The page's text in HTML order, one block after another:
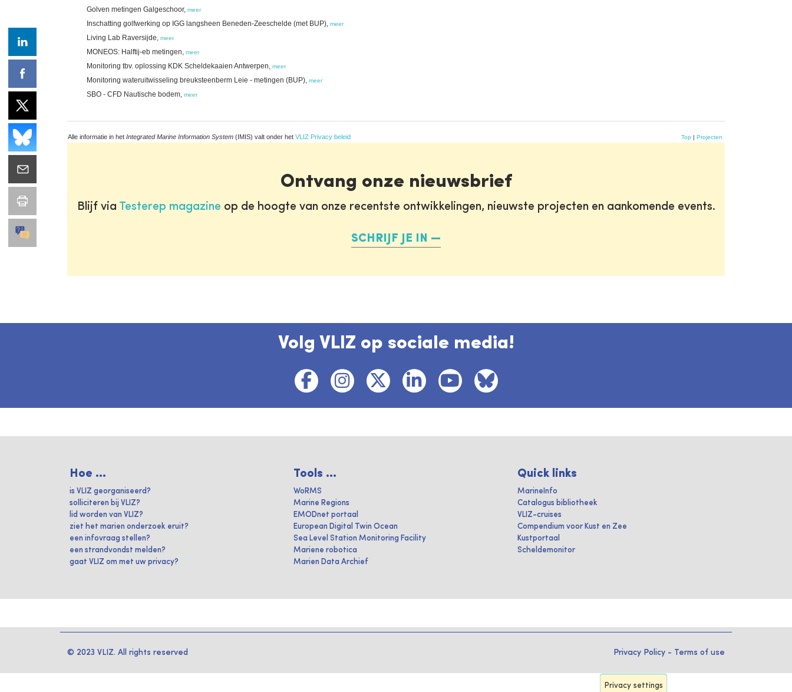
Golven metingen Galgeschoor, meer
Inschatting golfwerking op IGG langsheen Beneden-Zeeschelde (met BUP), meer
Living Lab Raversijde, meer
MONEOS: Halftij-eb metingen, meer
Monitoring tbv. oplossing KDK Scheldekaaien Antwerpen, meer
Monitoring wateruitwisseling breuksteenberm Leie - metingen (BUP), meer
SBO - CFD Nautische bodem, meer
Alle informatie in het Integrated Marine Information System (IMIS) valt onder het VLIZ Privacy beleid Top | Projecten
Ontvang onze nieuwsbrief
Blijf via Testerep magazine op de hoogte van onze recentste ontwikkelingen, nieuwste projecten en aankomende events.
SCHRIJF JE IN
Volg VLIZ op sociale media!
Hoe ...
is VLIZ georganiseerd?
solliciteren bij VLIZ?
lid worden van VLIZ?
ziet het marien onderzoek eruit?
een infovraag stellen?
een strandvondst melden?
gaat VLIZ om met uw privacy?
Tools ...
WoRMS
Marine Regions
EMODnet portaal
European Digital Twin Ocean
Sea Level Station Monitoring Facility
Mariene robotica
Marien Data Archief
Quick links
MarineInfo
Catalogus bibliotheek
VLIZ-cruises
Compendium voor Kust en Zee
Kustportaal
Scheldemonitor
© 2023 VLIZ. All rights reserved Privacy Policy - Terms of use
Privacy settings